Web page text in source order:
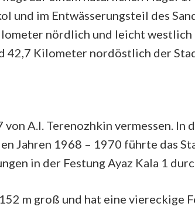
und im Entwässerungsteil des
nördlich und leicht
42,7 Kilometer nordöstlich der
A.I. Terenozhkin vermessen. In
Jahren 1968 – 1970 führte das
in der Festung Ayaz Kala 1
m groß und hat eine viereckige